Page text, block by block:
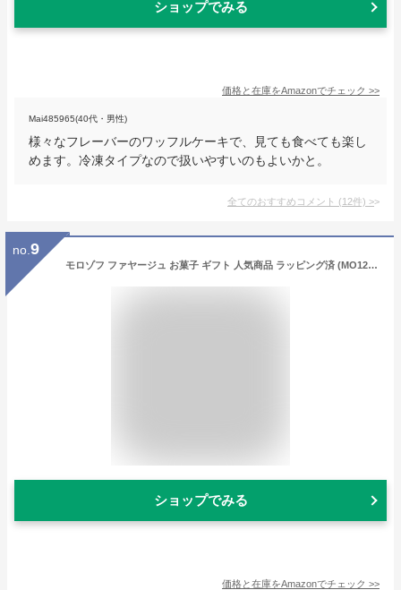
ショップでみる
価格と在庫をAmazonでチェック >>
Mai485965(40代・男性)
様々なフレーバーのワッフルケーキで、見ても食べても楽し
めます。冷凍タイプなので扱いやすいのもよいかと。
全てのおすすめコメント (12件) >
no. 9
モロゾフ ファヤージュ お菓子 ギフト 人気商品 ラッピング済 (MO1219)
ショップでみる
価格と在庫をAmazonでチェック >>